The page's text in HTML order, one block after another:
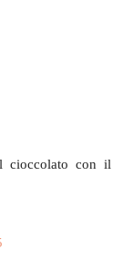
cioccolato con il